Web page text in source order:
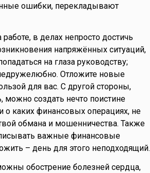
ошибки, перекладывают
в делах непросто достичь
напряжённых ситуаций,
на глаза руководству;
Отложите новые
для вас. С другой стороны,
создать нечто поистине
о каких финансовых операциях, не
обмана и мошенничества. Также
важные финансовые
– день для этого неподходящий.
обострение болезней сердца,